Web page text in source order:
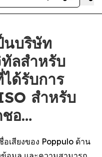
นบริษัท
ลสำหรับ
ด้รับการ
สำหรับ
อ…
เสียงของ Poppulo ด้าน